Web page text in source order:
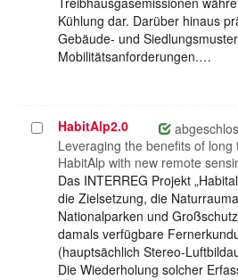
Kühlung dar. Darüber hinaus
Gebäude- und
Mobilitätsanforderungen.…
Projekt
auswählen
HabitAlp2.0
Leveraging the benefits of
HabitAlp with new remote
Das INTERREG Projekt
die Zielsetzung, die
Nationalparken und
damals verfügbare
(hauptsächlich Stereo-
Die Wiederholung solcher